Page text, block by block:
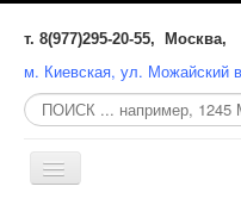
т. 8(977)295-20-55, Москва,
м. Киевская, ул. Можайский
Поиск
по
сайту:
Включить/
выключить